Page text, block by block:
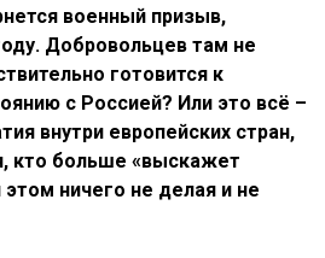
военный призыв,
Добровольцев там не
готовится к
с Россией? Или это всё –
внутри европейских стран,
кто больше «выскажет
этом ничего не делая и не